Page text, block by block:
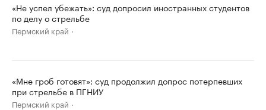
«Не успел убежать»: суд допросил иностранных студентов
по делу о стрельбе
Пермский край
«Мне гроб готовят»: суд продолжил допрос потерпевших
при стрельбе в ПГНИУ
Пермский край